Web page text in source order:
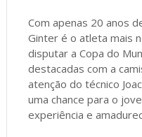
Com apenas 20 anos
Ginter é o atleta mais
disputar a Copa do
destacadas com a
atenção do técnico
uma chance para o
experiência e